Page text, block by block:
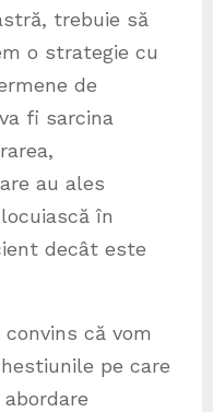
trebuie să
o strategie cu
de
fi sarcina
au ales
în
decât este
că vom
pe care